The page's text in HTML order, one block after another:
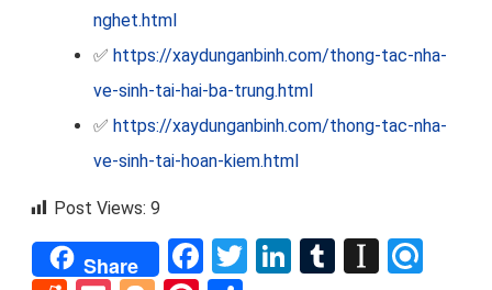
nghet.html
✅ https://xaydunganbinh.com/thong-tac-nha-
ve-sinh-tai-hai-ba-trung.html
✅ https://xaydunganbinh.com/thong-tac-nha-
ve-sinh-tai-hoan-kiem.html
Post Views: 9
Share Facebook
TwitterLinkedIn
Tumblr